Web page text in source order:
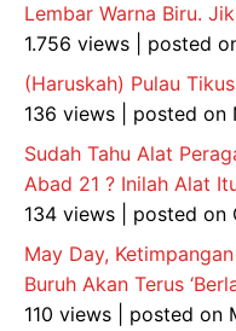
Lembar Warna Biru.
1.756 views
posted
(Haruskah) Pulau
136 views
posted on
Sudah Tahu Alat
Abad 21 ? Inilah Alat
134 views
posted on
May Day,
Buruh Akan Terus
110 views
posted on